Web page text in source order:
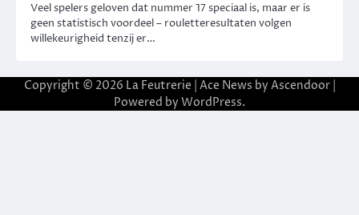
Veel spelers geloven dat nummer 17 speciaal is, maar er is
geen statistisch voordeel – rouletteresultaten volgen
willekeurigheid tenzij er…
Copyright © 2026 La Feutrerie | Ace News by Ascendoor|
Powered by WordPress.